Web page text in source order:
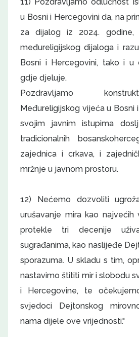
11) Pozdravljamo odlučnost
u Bosni i Hercegovini da, na
za dijalog iz 2024. godine,
međureligijskog dijaloga i
Bosni i Hercegovini, tako i u
gdje djeluje.
Pozdravljamo
Međureligijskog vijeća u Bosni
svojim javnim istupima
tradicionalnih
zajednica i crkava, i
mržnje u javnom prostoru.
12) Nećemo dozvoliti
urušavanje mira kao najvećih
protekle tri decenije
sugrađanima, kao naslijeđe
sporazuma. U skladu s tim,
nastavimo štititi mir i slobodu
i Hercegovine, te
svjedoci Dejtonskog
nama dijele ove vrijednosti."